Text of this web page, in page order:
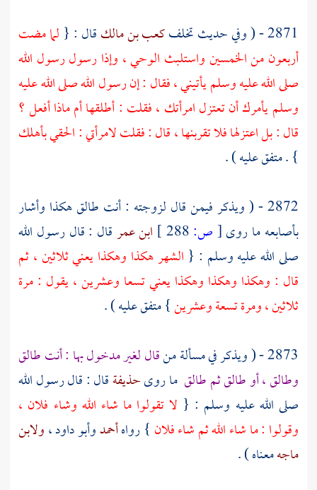
2871 - ( وفي حديث تخلف
كعب بن مالكقال : { لما مضت
أربعون من الخمسين واستلبث الوحي ، وإذا رسول رسول الله
صلى الله عليه وسلم يأتيني ، فقال : إن رسول الله صلى الله عليه
وسلم يأمرك أن تعتزل امرأتك ، فقلت : أطلقها أم ماذا أفعل ؟
قال : بل اعتزلها فلا تقربنها ، قال : فقلت لامرأتي : الحقي بأهلك
} . متفق عليه ) .
2872 - ( ويذكر فيمن قال لزوجته : أنت طالق هكذا وأشار
بأصابعه ما روى[ص: ابن عمرقال : قال رسول الله
صلى الله عليه وسلم : { الشهر هكذا وهكذا يعني ثلاثين ، ثم
قال : وهكذا وهكذا وهكذا يعني تسعا وعشرين ، يقول : مرة
ثلاثين ، ومرة تسعة وعشرين} متفق عليه ) .
2873 - ( ويذكر في مسألة من
قال لغير مدخول بها : أنت طالق
وطالق ، أو طالق ثم طالق ما روىحذيفةقال : قال رسول الله
صلى الله عليه وسلم : { لا تقولوا ما شاء الله وشاء فلان ،
وقولوا : ما شاء الله ثم شاء فلان } رواهأحمدوأبو داود،ولابن
ماجهمعناه ) .